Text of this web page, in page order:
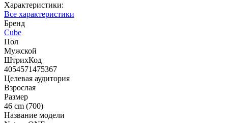
Характеристики:
Все характеристики
Бренд
Cube
Пол
Мужской
ШтрихКод
4054571475367
Целевая аудитория
Взрослая
Размер
46 cm (700)
Название модели